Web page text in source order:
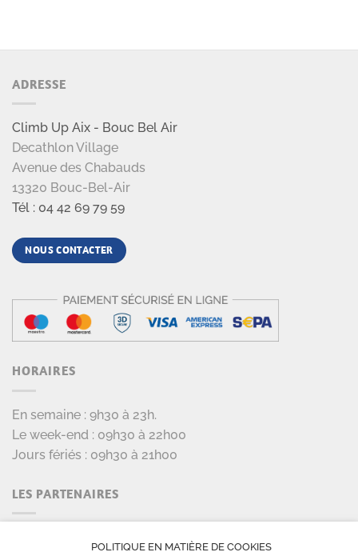
ADRESSE
Climb Up Aix - Bouc Bel Air
Decathlon Village
Avenue des Chabauds
13320 Bouc-Bel-Air
Tél : 04 42 69 79 59
NOUS CONTACTER
HORAIRES
En semaine : 9h30 à 23h.
Le week-end : 09h30 à 22h00
Jours fériés : 09h30 à 21h00
LES PARTENAIRES
POLITIQUE EN MATIÈRE DE COOKIES